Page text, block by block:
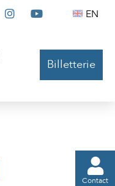
Le

Le
 EN
Billetterie

Contact